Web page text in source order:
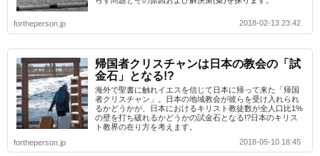
fortheperson.jp 2018-02-13 23:42
帰国者クリスチャンは日本の教会の「試
金石」となる!?
海外で聖書に触れイエスを信じて日本に帰って来た「帰国
者クリスチャン」。日本の地域教会が彼らを受け入れられ
るかどうかが、日本におけるキリスト教徒数が全人口比1%
の壁を打ち破れるかどうかの試金石となる!?日本のキリス
ト教界の在り方を考えます。
fortheperson.jp
2018-05-10 18:45